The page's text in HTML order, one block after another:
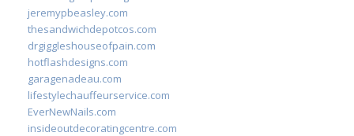
jeremypbeasley.com
thesandwichdepotcos.com
drgiggleshouseofpain.com
hotflashdesigns.com
garagenadeau.com
lifestylechauffeurservice.com
EverNewNails.com
insideoutdecoratingcentre.com